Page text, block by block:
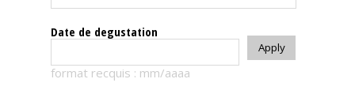
The
Date de degustation
format recquis : mm/aaaa